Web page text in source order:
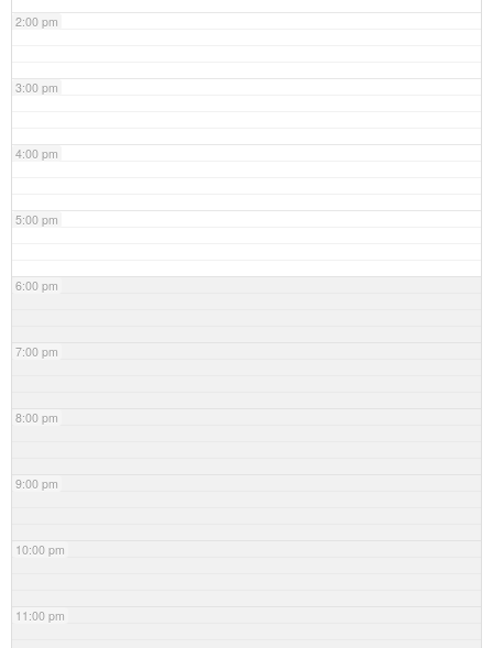
2:00 pm
3:00 pm
4:00 pm
5:00 pm
6:00 pm
7:00 pm
8:00 pm
9:00 pm
10:00 pm
11:00 pm